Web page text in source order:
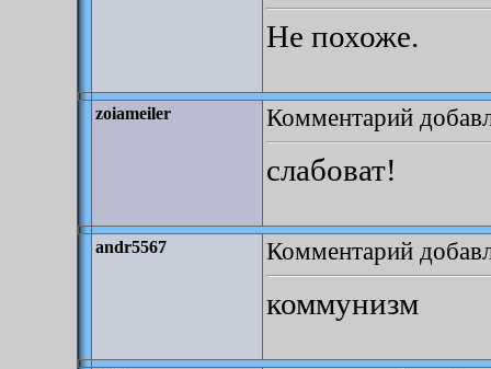
Не похоже.
zoiameiler Комментарий
слабоват!
andr5567 Комментарий
коммунизм